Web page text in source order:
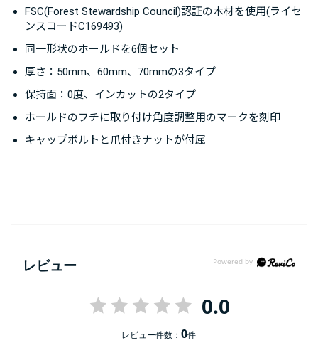
FSC(Forest Stewardship Council)認証の木材を使用(ライセ
ンスコードC169493)
同一形状のホールドを6個セット
厚さ：50mm、60mm、70mmの3タイプ
保持面：0度、インカットの2タイプ
ホールドのフチに取り付け角度調整用のマークを刻印
キャップボルトと爪付きナットが付属
レビュー
0.0
レビュー件数：0件